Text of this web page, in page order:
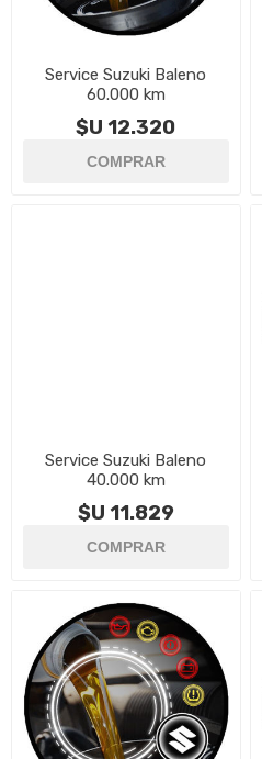
Service Suzuki Baleno
60.000 km
$U 12.320
Service Suzuki Baleno
40.000 km
$U 11.829